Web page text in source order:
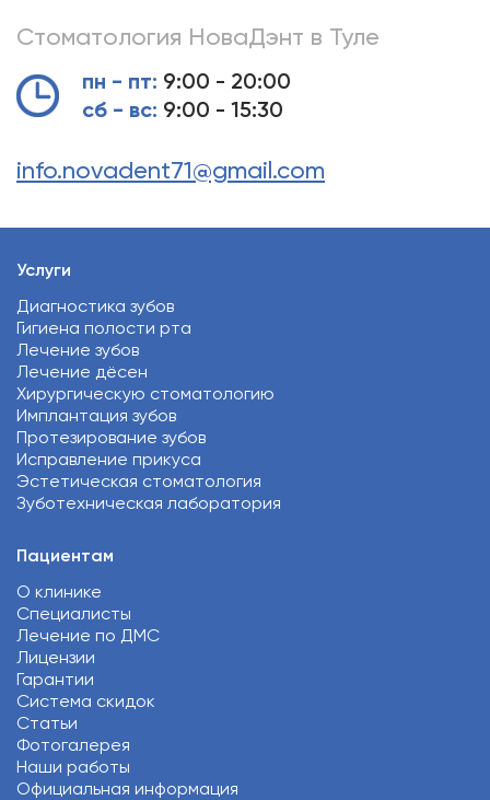
Стоматология НоваДэнт в Туле
пн - пт: 9:00 - 20:00
сб - вс: 9:00 - 15:30
info.novadent71@gmail.com
Услуги
Диагностика зубов
Гигиена полости рта
Лечение зубов
Лечение дёсен
Хирургическую стоматологию
Имплантация зубов
Протезирование зубов
Исправление прикуса
Эстетическая стоматология
Зуботехническая лаборатория
Пациентам
О клинике
Специалисты
Лечение по ДМС
Лицензии
Гарантии
Система скидок
Статьи
Фотогалерея
Наши работы
Официальная информация